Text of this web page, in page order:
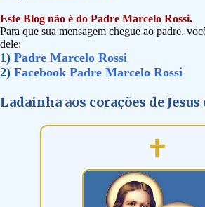
Este Blog não é do Padre Marcelo Rossi.
Para que sua mensagem chegue ao padre,
dele:
1) Padre Marcelo Rossi
2) Facebook Padre Marcelo Rossi
Ladainha aos corações de